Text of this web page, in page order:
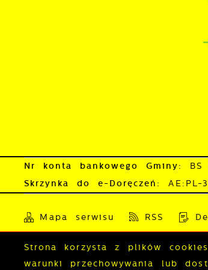
Nr konta bankowego Gminy: BS
Skrzynka do e-Doręczeń:AE:PL-
Mapa serwisu RSS
Copyright by wronki.pl
Strona korzysta z plików
warunki przechowywania lub